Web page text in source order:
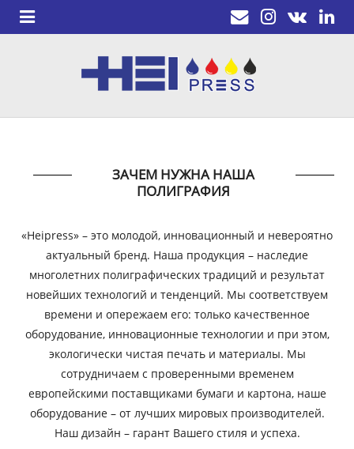
ЗАЧЕМ НУЖНА НАША
ПОЛИГРАФИЯ
«Heipress» – это молодой, инновационный и невероятно
актуальный бренд. Наша продукция – наследие
многолетних полиграфических традиций и результат
новейших технологий и тенденций. Мы соответствуем
времени и опережаем его: только качественное
оборудование, инновационные технологии и при этом,
экологически чистая печать и материалы. Мы
сотрудничаем с проверенными временем
европейскими поставщиками бумаги и картона, наше
оборудование – от лучших мировых производителей.
Наш дизайн – гарант Вашего стиля и успеха.